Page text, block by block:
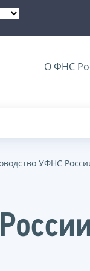
О ФНС
УФНС